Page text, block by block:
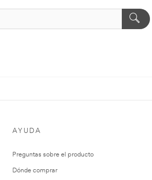
AYUDA
Preguntas sobre el producto
Dónde comprar